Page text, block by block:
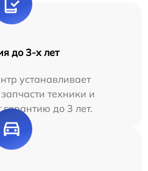
до 3-х лет
устанавливает
техники и
гарантию до 3 лет.